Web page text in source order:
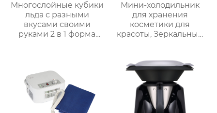
Многослойные кубики
льда с разными
вкусами своими
руками 2 в 1 форма
Мини-холодильник
для хранения
косметики для
красоты, Зеркальный
грудное молоко,
автомобильный мини-
холодильник